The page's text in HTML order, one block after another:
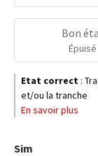
Bon
Épuisé
Etat correct :
et/ou la tranche
En savoir plus
Sim